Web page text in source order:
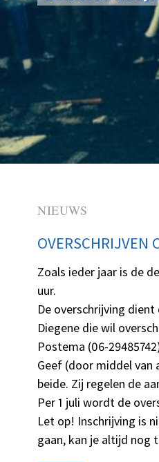
NIEUWS
OVERSCHRIJVEN
Zoals ieder jaar is de
uur.
De overschrijving
Diegene die wil
Postema (06-
Geef (door middel van
beide. Zij regelen de
Per 1 juli wordt de
Let op! Inschrijving is
gaan, kan je altijd nog